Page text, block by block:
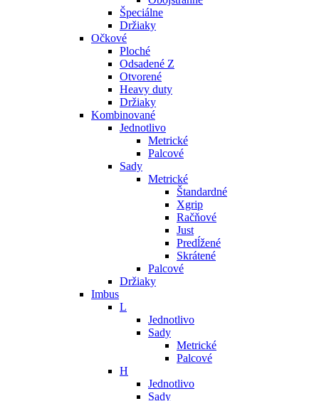
Špeciálne
Držiaky
Očkové
Ploché
Odsadené Z
Otvorené
Heavy duty
Držiaky
Kombinované
Jednotlivo
Metrické
Palcové
Sady
Metrické
Štandardné
Xgrip
Račňové
Just
Predĺžené
Skrátené
Palcové
Držiaky
Imbus
L
Jednotlivo
Sady
Metrické
Palcové
H
Jednotlivo
Sady